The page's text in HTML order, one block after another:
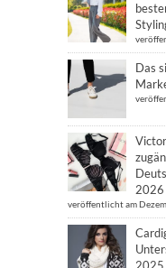
Das
2026
veröffentlicht am